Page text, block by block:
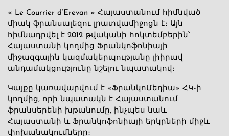
« Le Courrier d’Erevan » Հայաստանում հիմնված
միակ ֆրանսալեզու լրատվամիջոցն է։ Այն
հիմնադրվել է 2012 թվականի հոկտեմբերին՝
Հայաստանի կողմից Ֆրանկոֆոնիայի
միջազգային կազմակերպությանը լիիրավ
անդամակցությունը նշելու նպատակով։
Կայքը կառավարվում է «ՖրանկոՄեդիա» ՀԿ-ի
կողմից, որի նպատակն է Հայաստանում
ֆրանսերենի խթանումը, ինչպես նաև
Հայաստանի և Ֆրանկոֆոնիայի երկրների միջև
փոխանակումները։